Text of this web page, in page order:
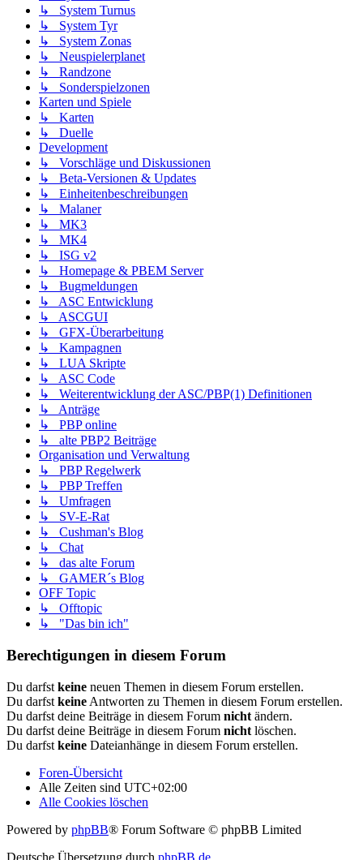
↳ System Turnus
↳ System Tyr
↳ System Zonas
↳ Neuspielerplanet
↳ Randzone
↳ Sonderspielzonen
Karten und Spiele
↳ Karten
↳ Duelle
Development
↳ Vorschläge und Diskussionen
↳ Beta-Versionen & Updates
↳ Einheitenbeschreibungen
↳ Malaner
↳ MK3
↳ MK4
↳ ISG v2
↳ Homepage & PBEM Server
↳ Bugmeldungen
↳ ASC Entwicklung
↳ ASCGUI
↳ GFX-Überarbeitung
↳ Kampagnen
↳ LUA Skripte
↳ ASC Code
↳ Weiterentwicklung der ASC/PBP(1) Definitionen
↳ Anträge
↳ PBP online
↳ alte PBP2 Beiträge
Organisation und Verwaltung
↳ PBP Regelwerk
↳ PBP Treffen
↳ Umfragen
↳ SV-E-Rat
↳ Cushman's Blog
↳ Chat
↳ das alte Forum
↳ GAMER´s Blog
OFF Topic
↳ Offtopic
↳ "Das bin ich"
Berechtigungen in diesem Forum
Du darfst keine neuen Themen in diesem Forum erstellen.
Du darfst keine Antworten zu Themen in diesem Forum erstellen.
Du darfst deine Beiträge in diesem Forum nicht ändern.
Du darfst deine Beiträge in diesem Forum nicht löschen.
Du darfst keine Dateianhänge in diesem Forum erstellen.
Foren-Übersicht
Alle Zeiten sind UTC+02:00
Alle Cookies löschen
Powered by phpBB® Forum Software © phpBB Limited
Deutsche Übersetzung durch phpBB.de